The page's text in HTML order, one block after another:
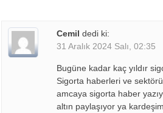
Cemil dedi ki:
31 Aralık 2024 Salı, 02:35
Bugüne kadar kaç yıldır
Sigorta haberleri ve
amcaya sigorta haber
altın paylaşıyor ya